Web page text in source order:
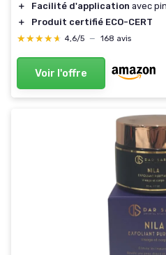
＋
Facilité d'application avec
＋
Produit certifié ECO-CERT
★★★★★
★★★★★ 4,6/5 — 168 avis
Voir l'offre